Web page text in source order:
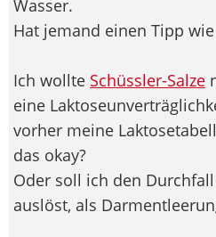
Wasser.
Hat jemand einen Tipp
Ich wollte Schüssler-Salze
eine
vorher meine
das okay?
Oder soll ich den
auslöst, als